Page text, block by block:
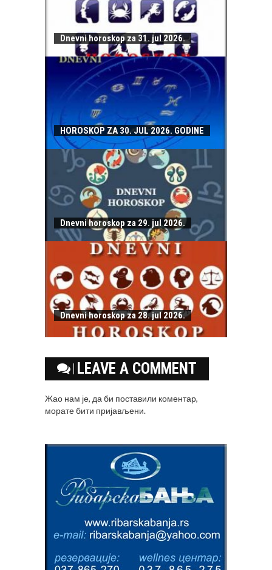
Dnevni horoskop za 31. jul 2026.
HOROSKOP ZA 30. JUL 2026. GODINE
Dnevni horoskop za 29. jul 2026.
Dnevni horoskop za 28. jul 2026.
LEAVE A COMMENT
Жао нам је, да би поставили коментар,
моратебити пријављени.